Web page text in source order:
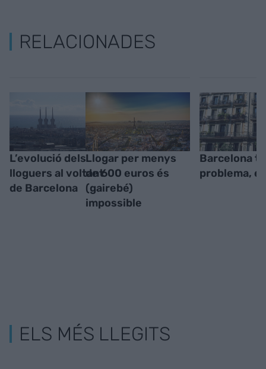
RELACIONADES
L’evolució dels
lloguers al voltant
de Barcelona
Llogar per menys
de 600 euros és
(gairebé)
impossible
Barcelona
problema, el
ELS MÉS LLEGITS